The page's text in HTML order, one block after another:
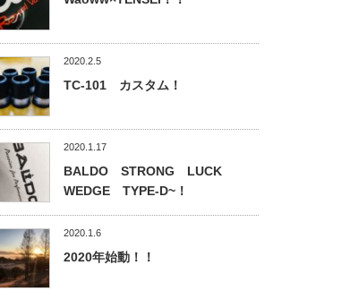
2020.2.5
TC-101 カスタム！
2020.1.17
BALDO STRONG LUCK
WEDGE TYPE-D~！
2020.1.6
2020年始動！！